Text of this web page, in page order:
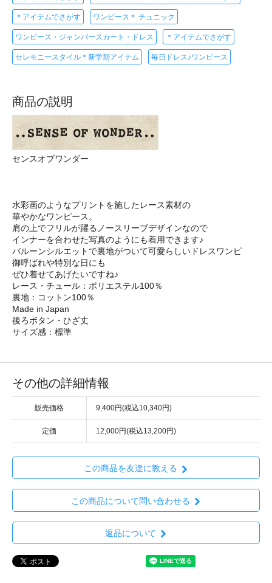
＊アイテムでさがす ワンピース＊ チュニック
ワンピース・ジャンパースカート・ドレス ＊アイテムでさがす
セレモニースタイル＊新学期アイテム 毎日ドレス♪ワンピース
商品の説明
センスオブワンダー
水彩画のようなプリントを施したレース素材の
華やかなワンピース。
肩の上でフリルが躍るノースリーブデザインなので
インナーを合わせた写真のようにも着用できます♪
バルーンシルエットで裏地がついて可愛らしいドレスワンピ
御呼ばれや特別な日にも
ぜひ着せてあげたいですね♪
レース・チュール：ポリエステル100％
裏地：コットン100％
Made in Japan
後ろボタン・ひざ丈
サイズ感：標準
その他の詳細情報
販売価格 9,400円(税込10,340円)
定価 12,000円(税込13,200円)
この商品を友達に教える
この商品について問い合わせる
返品について